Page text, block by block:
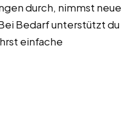
durch, nimmst neue
Bedarf unterstützt du
einfache